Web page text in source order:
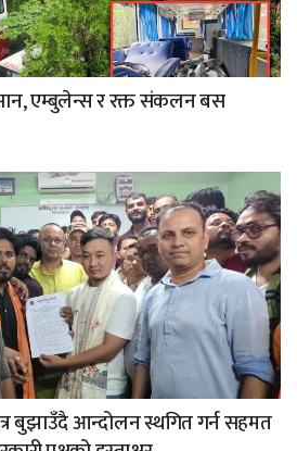
एम्बुलेन्स र रक्त संकलन बस
बुझाउँदै आन्दोलन स्थगित गर्न सहमत